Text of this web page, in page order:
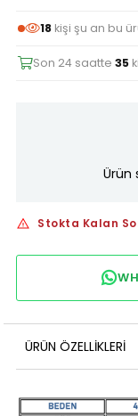
18 kişi şu an bu
Son 24 saatte35
Ürün
Stokta Kalan
ÜRÜN ÖZELLIKLERI